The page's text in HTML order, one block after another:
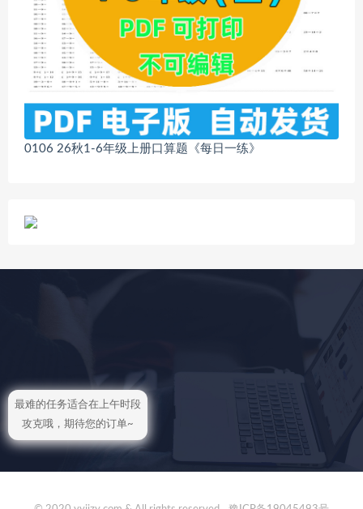
0106 26秋1-6年级上册口算题《每日一练》
最难的任务适合在上午时段
攻克哦，期待您的订单~